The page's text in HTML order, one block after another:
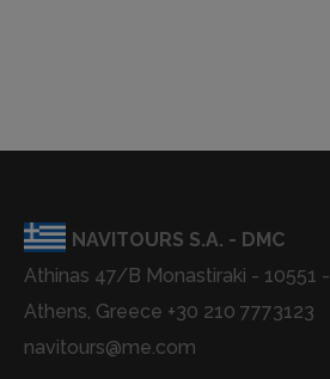
NAVITOURS S.A. - DMC
Athinas 47/B Monastiraki - 10551 -
Athens, Greece +30 210 7773123
navitours@me.com